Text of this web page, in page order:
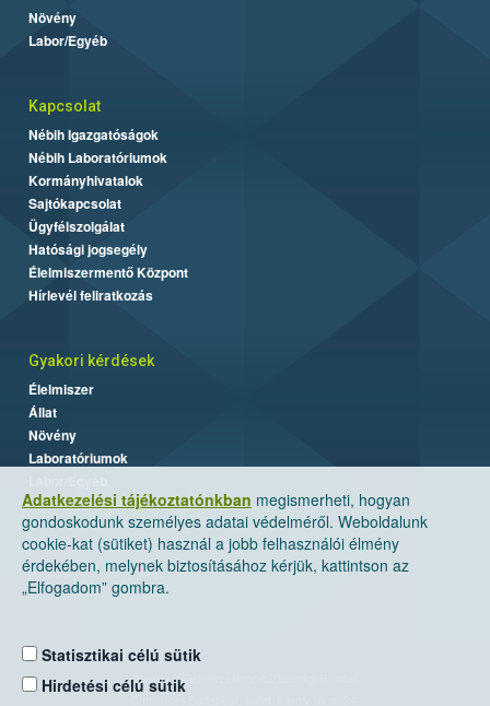
Adatkezelési tájékoztatónkban megismerheti, hogyan
gondoskodunk személyes adatai védelméről. Weboldalunk
cookie-kat (sütiket) használ a jobb felhasználói élmény
érdekében, melynek biztosításához kérjük, kattintson az
„Elfogadom” gombra.
Statisztikai célú sütik
Hirdetési célú sütik
Növény
Labor/Egyéb
Kapcsolat
Nébih Igazgatóságok
Nébih Laboratóriumok
Kormányhivatalok
Sajtókapcsolat
Ügyfélszolgálat
Hatósági jogsegély
Élelmiszermentő Központ
Hírlevél feliratkozás
Gyakori kérdések
Élelmiszer
Állat
Növény
Laboratóriumok
Nemzeti Élelmiszerlánc-biztonsági Hivatal